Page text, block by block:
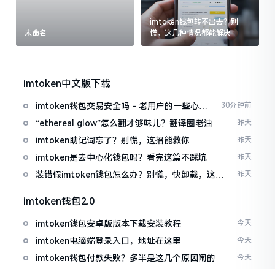
未命名
imtoken钱包转不出去？别
慌，这几种情况都能解决
imtoken中文版下载
imtoken钱包交易安全吗 - 老用户的一些心里
话
30分钟前
“ethereal glow”怎么翻才够味儿？翻译圈老油条
的私房话
昨天
imtoken助记词忘了？别慌，这招能救你 昨天
imtoken是去中心化钱包吗？看完这篇不踩坑 昨天
装错假imtoken钱包怎么办？别慌，快卸载，这几
昨天
imtoken钱包2.0
imtoken钱包安卓版版本下载安装教程 今天
imtoken电脑端登录入口，地址在这里 今天
imtoken钱包付款失败？多半是这几个原因闹的 今天